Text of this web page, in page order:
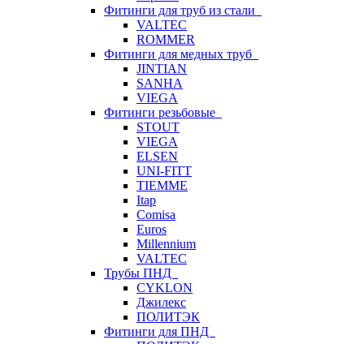
Фитинги для труб из стали
VALTEC
ROMMER
Фитинги для медных труб
JINTIAN
SANHA
VIEGA
Фитинги резьбовые
STOUT
VIEGA
ELSEN
UNI-FITT
TIEMME
Itap
Comisa
Euros
Millennium
VALTEC
Трубы ПНД
CYKLON
Джилекс
ПОЛИТЭК
Фитинги для ПНД